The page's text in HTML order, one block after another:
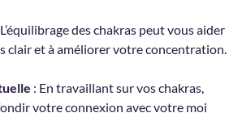
des chakras peut vous aider
clair et à améliorer votre concentration.
: En travaillant sur vos chakras,
votre connexion avec votre moi